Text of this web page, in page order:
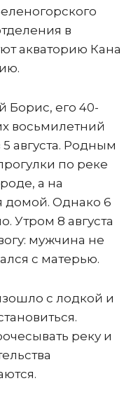
в
акваторию Кана
его 40-
восьмилетний
августа. Родным
по реке
а на
домой. Однако 6
Утром 8 августа
мужчина не
с матерью.
с лодкой и
реку и